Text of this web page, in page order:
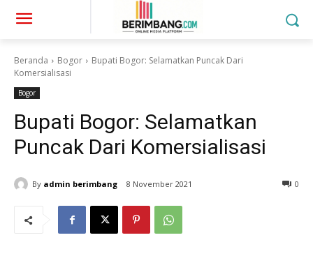
Beranda Bogor
Bupati Bogor: Selamatkan Puncak Dari
Komersialisasi
Bogor
Bupati Bogor: Selamatkan
Puncak Dari Komersialisasi
By admin berimbang 8 November 2021 0